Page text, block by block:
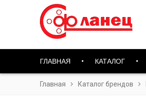
ГЛАВНАЯ КАТАЛОГ
Главная Каталог брендов